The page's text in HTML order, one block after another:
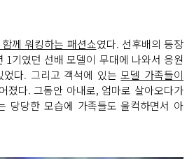
께 워킹하는 패션쇼였다. 선후배의 등장
1기였던 선배 모델이 무대에 나와서 응원
었다. 그리고 객석에 있는모델 가족들이
졌다. 그동안 아내로, 엄마로 살아오다가
당당한 모습에 가족들도 울컥하면서 아